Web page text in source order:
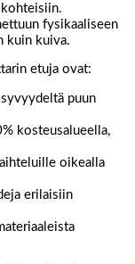
fysikaaliseen
kuin kuiva.
etuja ovat:
puun
kosteusalueella,
oikealla
erilaisiin